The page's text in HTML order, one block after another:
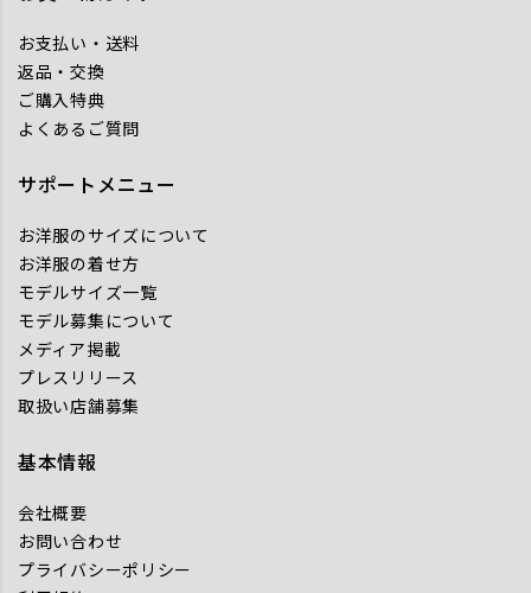
お支払い・送料
返品・交換
ご購入特典
よくあるご質問
サポートメニュー
お洋服のサイズについて
お洋服の着せ方
モデルサイズ一覧
モデル募集について
メディア掲載
プレスリリース
取扱い店舗募集
基本情報
会社概要
お問い合わせ
プライバシーポリシー